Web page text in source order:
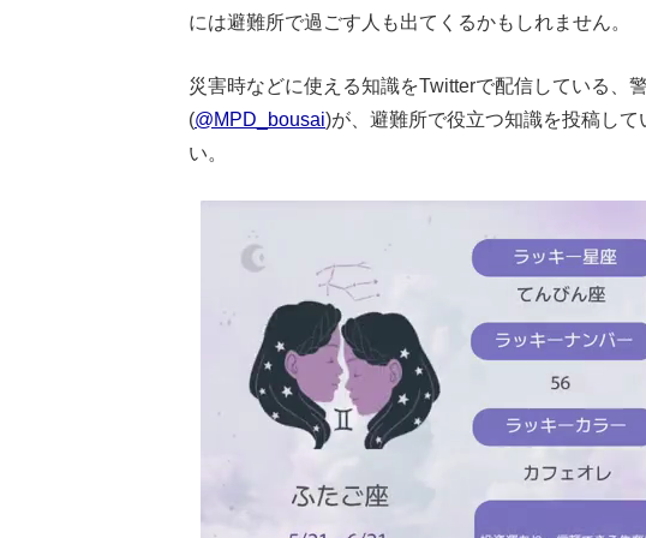
には避難所で過ごす人も出てくるかもしれません。
災害時などに使える知識をTwitterで配信している、
(@MPD_bousai)が、避難所で役立つ知識を投稿し
い。